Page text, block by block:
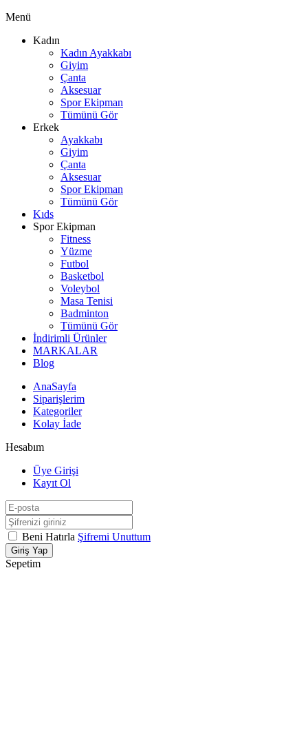
Menü
Kadın
Kadın Ayakkabı
Giyim
Çanta
Aksesuar
Spor Ekipman
Tümünü Gör
Erkek
Ayakkabı
Giyim
Çanta
Aksesuar
Spor Ekipman
Tümünü Gör
Kıds
Spor Ekipman
Fitness
Yüzme
Futbol
Basketbol
Voleybol
Masa Tenisi
Badminton
Tümünü Gör
İndirimli Ürünler
MARKALAR
Blog
AnaSayfa
Siparişlerim
Kategoriler
Kolay İade
Hesabım
Üye Girişi
Kayıt Ol
Beni Hatırla Şifremi Unuttum
Giriş Yap
Sepetim